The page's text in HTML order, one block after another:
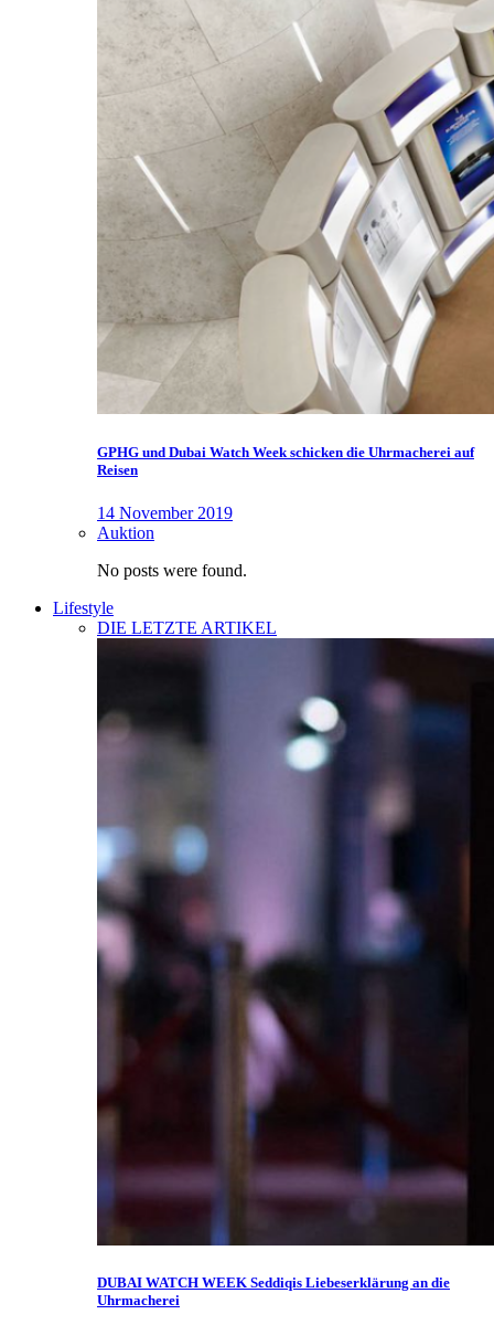
GPHG und Dubai Watch Week schicken die Uhrmacherei auf
Reisen
14 November 2019
Auktion
No posts were found.
Lifestyle
DIE LETZTE ARTIKEL
DUBAI WATCH WEEK Seddiqis Liebeserklärung an die
Uhrmacherei